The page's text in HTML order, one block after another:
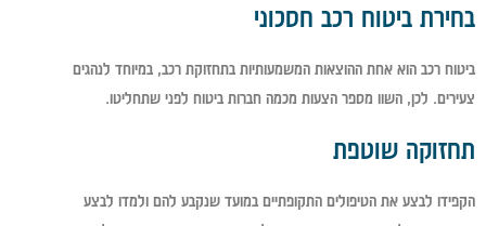
בחירת ביטוח רכב חסכוני
ביטוח רכב הוא אחת ההוצאות המשמעותיות בתחזוקת רכב, במיוחד לנהגים
צעירים. לכן, השוו מספר הצעות מכמה חברות ביטוח לפני שתחליטו.
תחזוקה שוטפת
הקפידו לבצע את הטיפולים התקופתיים במועד שנקבע להם ולמדו לבצע